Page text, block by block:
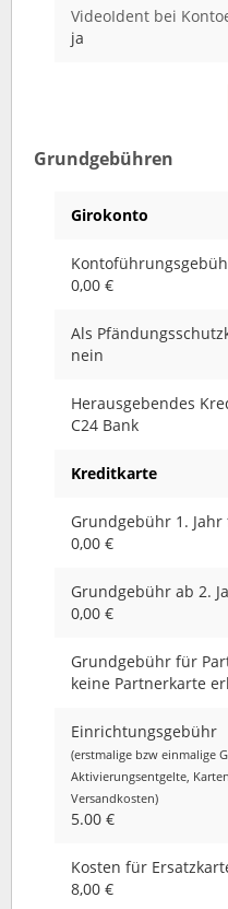
VideoIdent bei
ja
Grundgebühren
Girokonto
0,00 €
Als
nein
Herausgebendes
C24 Bank
Kreditkarte
Grundgebühr 1.
0,00 €
Grundgebühr ab 2.
0,00 €
Grundgebühr für
keine Partnerkarte
Einrichtungsgebühr
(erstmalige bzw einmalige
Aktivierungsentgelte,
Versandkosten)
5.00 €
Kosten für
8,00 €